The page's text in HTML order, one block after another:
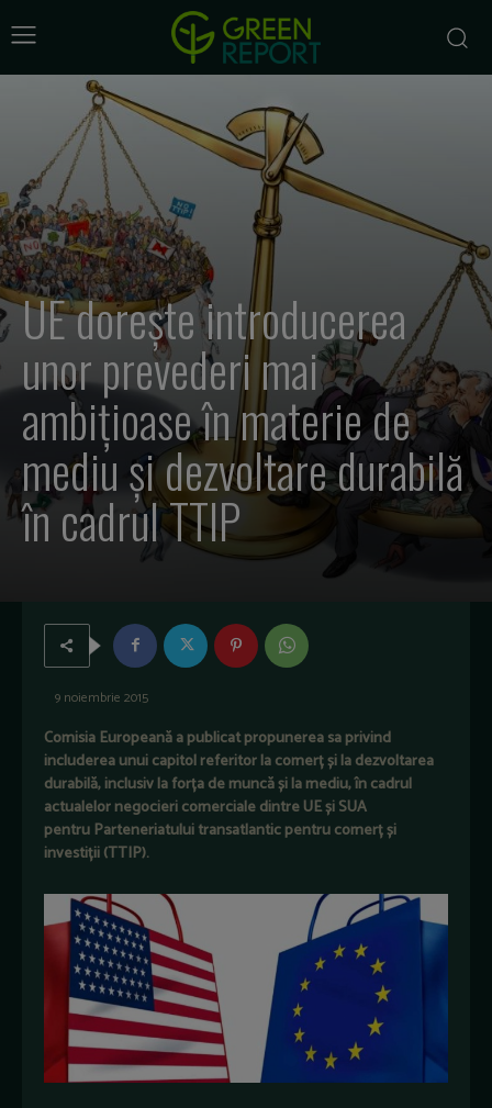
UE dorește introducerea
unor prevederi mai
ambițioase în materie de
mediu și dezvoltare durabilă
în cadrul TTIP
9 noiembrie 2015
Comisia Europeană a publicat propunerea sa privind
includerea unui capitol referitor la comerț și la dezvoltarea
durabilă, inclusiv la forța de muncă și la mediu, în cadrul
actualelor negocieri comerciale dintre UE și SUA
pentru Parteneriatului transatlantic pentru comerț și
investiții (TTIP).